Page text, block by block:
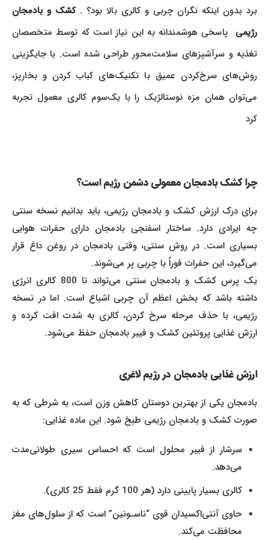
برد بدون اینکه نگران چربی و کالری بالا بود؟ .کشک و بادمجان
رژیمیپاسخی هوشمندانه به این نیاز است که توسط متخصصان
تغذیه و سرآشپزهای سلامت‌محور طراحی شده است. با جایگزینی
روش‌های سرخ‌کردن عمیق با تکنیک‌های کباب کردن و بخارپز،
می‌توان همان مزه نوستالژیک را با یک‌سوم کالری معمول تجربه
چرا کشک بادمجان معمولی دشمن رژیم است؟
برای درک ارزش کشک و بادمجان رژیمی، باید بدانیم نسخه سنتی
چه ایرادی دارد. ساختار اسفنجی بادمجان دارای حفرات هوایی
بسیاری است. در روش سنتی، وقتی بادمجان در روغن داغ قرار
می‌گیرد، این حفرات فوراً با چربی پر می‌شوند.
یک پرس کشک و بادمجان سنتی می‌تواند تا 800 کالری انرژی
داشته باشد که بخش اعظم آن چربی اشباع است. اما در نسخه
رژیمی، با حذف مرحله سرخ کردن، کالری به شدت افت کرده و
ارزش غذایی پروتئین کشک و فیبر بادمجان حفظ می‌شود.
ارزش غذایی بادمجان در رژیم لاغری
بادمجان یکی از بهترین دوستان کاهش وزن است، به شرطی که به
صورت کشک و بادمجان رژیمی طبخ شود. این ماده غذایی:
سرشار از فیبر محلول است که احساس سیری طولانی‌مدت
می‌دهد.
کالری بسیار پایینی دارد (هر 100 گرم فقط 25 کالری).
حاوی آنتی‌اکسیدان قوی “ناسـونین” است که از سلول‌های مغز
محافظت می‌کند.